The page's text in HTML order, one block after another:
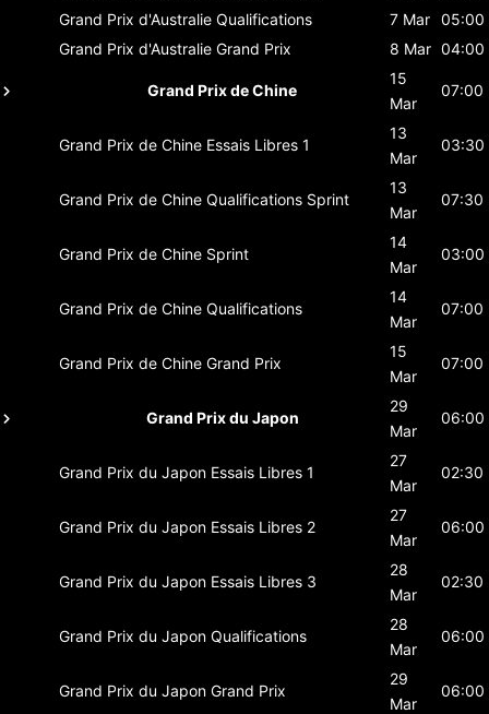
Grand Prix d'Australie Qualifications 7 Mar 05:00
Grand Prix d'Australie Grand Prix 8 Mar 04:00
Grand Prix de Chine
15
Mar
07:00
Grand Prix de Chine Essais Libres 1
13
Mar
03:30
Grand Prix de Chine Qualifications Sprint
13
Mar
07:30
Grand Prix de Chine Sprint
14
Mar
03:00
Grand Prix de Chine Qualifications
14
Mar
07:00
Grand Prix de Chine Grand Prix
15
Mar
07:00
Grand Prix du Japon
29
Mar
06:00
Grand Prix du Japon Essais Libres 1
27
Mar
02:30
Grand Prix du Japon Essais Libres 2
27
Mar
06:00
Grand Prix du Japon Essais Libres 3
28
Mar
02:30
Grand Prix du Japon Qualifications
28
Mar
06:00
Grand Prix du Japon Grand Prix
29
Mar
06:00